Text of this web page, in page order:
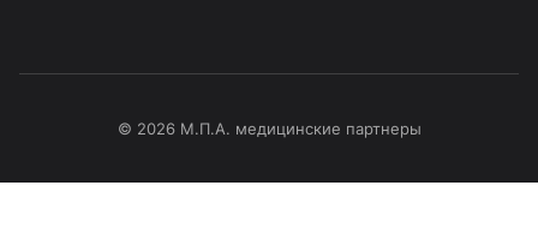
© 2026 М.П.А. медицинские партнеры